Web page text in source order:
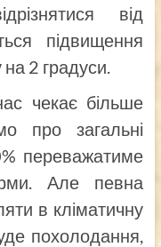
від
підвищення
2 градуси.
чекає більше
про загальні
переважатиме
Але певна
в кліматичну
похолодання,